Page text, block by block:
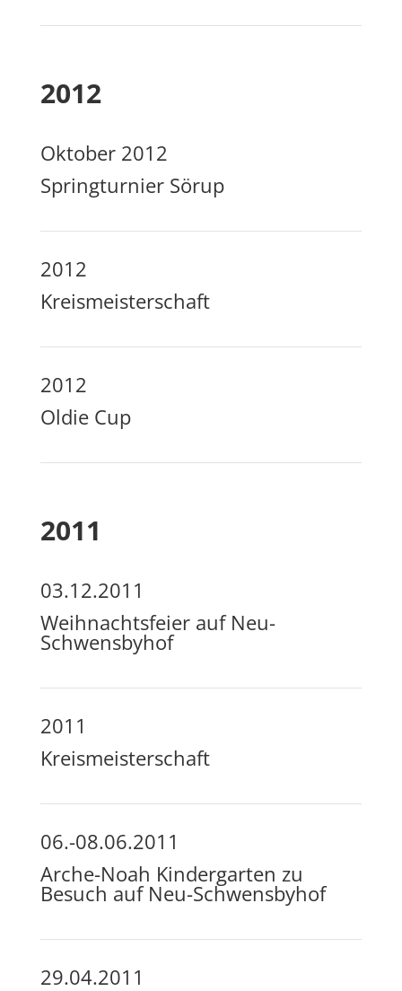
2012
Oktober 2012
Springturnier Sörup
2012
Kreismeisterschaft
2012
Oldie Cup
2011
03.12.2011
Weihnachtsfeier auf Neu-
Schwensbyhof
2011
Kreismeisterschaft
06.-08.06.2011
Arche-Noah Kindergarten zu
Besuch auf Neu-Schwensbyhof
29.04.2011